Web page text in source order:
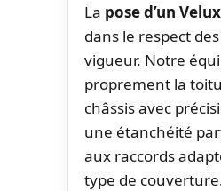
La pose d’un Velux
dans le respect
vigueur. Notre
proprement la
châssis avec
une étanchéité
aux raccords
type de